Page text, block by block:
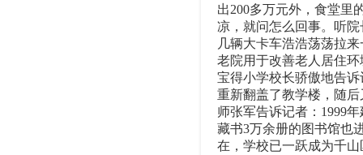
出200多万元外，食堂里
凉，就问怎么回事。听
几辆大卡车浩浩荡荡拉
老院用于改善老人居住
宝得小学校长骄傲地告
重新翻盖了教学楼，随
师张军告诉记者：1999
藏书3万余册的图书馆也
在，学校已一跃成为千